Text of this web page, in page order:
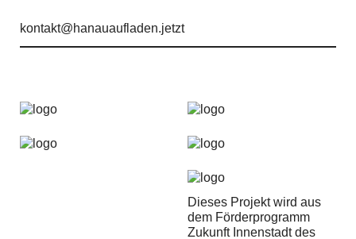
kontakt@hanauaufladen.jetzt
Dieses Projekt wird aus
dem Förderprogramm
Zukunft Innenstadt des